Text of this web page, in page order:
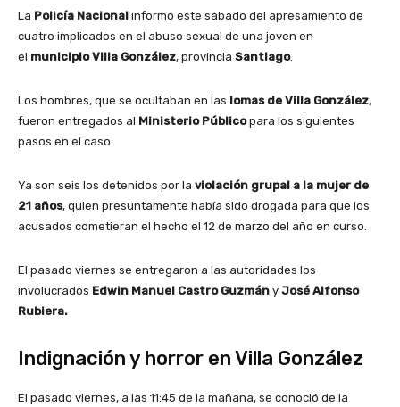
La Policía Nacional informó este sábado del apresamiento de
cuatro implicados en el abuso sexual de una joven en
el municipio Villa González, provincia Santiago.
Los hombres, que se ocultaban en las lomas de Villa González,
fueron entregados al Ministerio Públicopara los siguientes
pasos en el caso.
Ya son seis los detenidos por la violación grupal a la mujer de
21 años, quien presuntamente había sido drogada para que los
acusados cometieran el hecho el 12 de marzo del año en curso.
El pasado viernes se entregaron a las autoridades los
involucrados Edwin Manuel Castro Guzmán y José Alfonso
Rubiera.
Indignación y horror en Villa González
El pasado viernes, a las 11:45 de la mañana, se conoció de la